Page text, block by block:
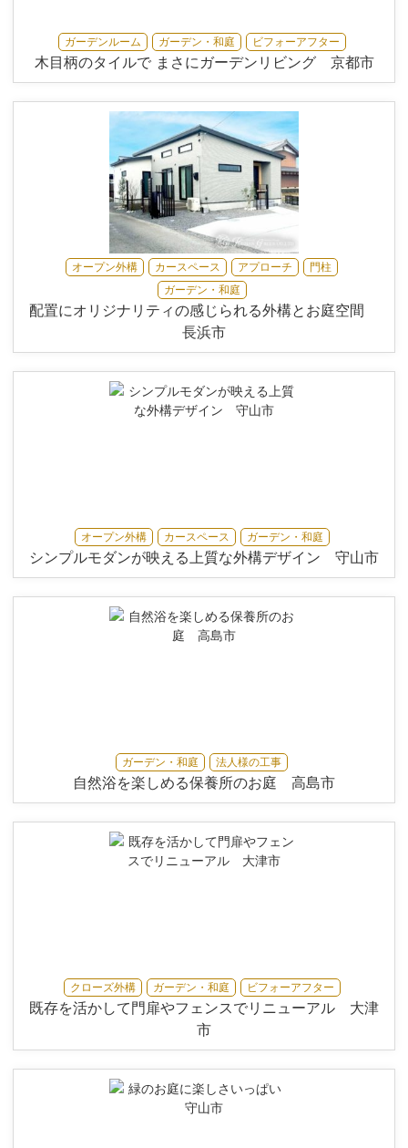
ガーデンルーム ガーデン・和庭 ビフォーアフター
木目柄のタイルで まさにガーデンリビング 京都市
オープン外構 カースペース アプローチ
門柱
ガーデン・和庭
配置にオリジナリティの感じられる外構とお庭空間
長浜市
オープン外構 カースペース ガーデン・和庭
シンプルモダンが映える上質な外構デザイン 守山市
ガーデン・和庭 法人様の工事
自然浴を楽しめる保養所のお庭 高島市
クローズ外構 ガーデン・和庭 ビフォーアフター
既存を活かして門扉やフェンスでリニューアル 大津
市